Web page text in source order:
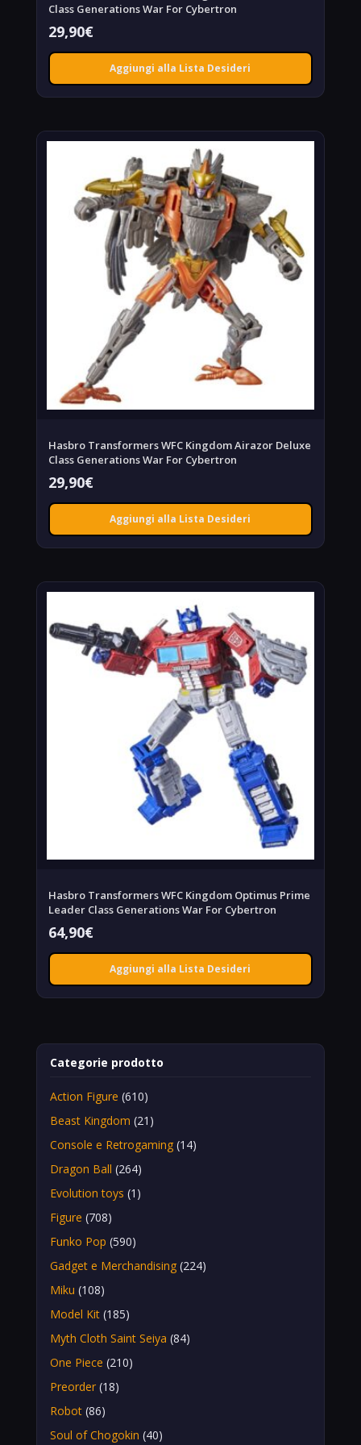
Class Generations War For Cybertron
29,90€
Aggiungi alla Lista Desideri
Hasbro Transformers WFC Kingdom Airazor Deluxe
Class Generations War For Cybertron
29,90€
Aggiungi alla Lista Desideri
Hasbro Transformers WFC Kingdom Optimus Prime
Leader Class Generations War For Cybertron
64,90€
Aggiungi alla Lista Desideri
Categorie prodotto
Action Figure (610)
Beast Kingdom (21)
Console e Retrogaming (14)
Dragon Ball (264)
Evolution toys (1)
Figure (708)
Funko Pop (590)
Gadget e Merchandising (224)
Miku (108)
Model Kit (185)
Myth Cloth Saint Seiya (84)
One Piece (210)
Preorder (18)
Robot (86)
Soul of Chogokin (40)